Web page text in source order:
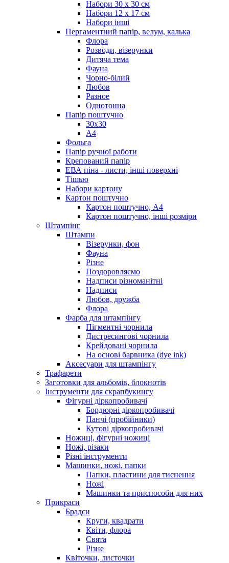
Набори 30 х 30 см
Набори 12 х 17 см
Набори інші
Пергаментний папір, велум, калька
Флора
Розводи, візерунки
Дитяча тема
Фауна
Чорно-білий
Любов
Разное
Однотонна
Папір поштучно
30х30
А4
Фольга
Папір ручної работи
Крепований папір
ЕВА піна - листи, інші поверхні
Тішью
Набори картону
Картон поштучно
Картон поштучно, А4
Картон поштучно, інші розміри
Штампінг
Штампи
Візерунки, фон
Фауна
Різне
Поздоровляємо
Надписи різноманітні
Надписи
Любов, дружба
Флора
Фарба для штампінгу
Пігментні чорнила
Дистресингові чорнила
Крейдовані чорнила
На основі барвника (dye ink)
Аксесуари для штампінгу
Трафарети
Заготовки для альбомів, блокнотів
Інструменти для скрапбукингу
Фігурні діркопробивачі
Бордюрні діркопробивачі
Панчі (пробійники)
Кутові діркопробивачі
Ножиці, фігурні ножиці
Ножі, різаки
Різні інструменти
Машинки, ножі, папки
Папки, пластини для тиснення
Ножі
Машинки та приспособи для них
Прикраси
Брадси
Круги, квадрати
Квіти, флора
Свята
Різне
Квіточки, листочки